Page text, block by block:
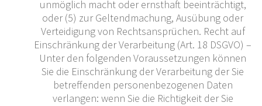
unmöglich macht oder ernsthaft beeinträchtigt,
oder (5) zur Geltendmachung, Ausübung oder
Verteidigung von Rechtsansprüchen. Recht auf
Einschränkung der Verarbeitung (Art. 18 DSGVO) –
Unter den folgenden Voraussetzungen können
Sie die Einschränkung der Verarbeitung der Sie
betreffenden personenbezogenen Daten
verlangen: wenn Sie die Richtigkeit der Sie